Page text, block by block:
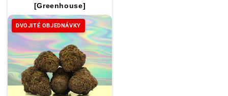
[Greenhouse]
DVOJITÉ OBJEDNÁVKY